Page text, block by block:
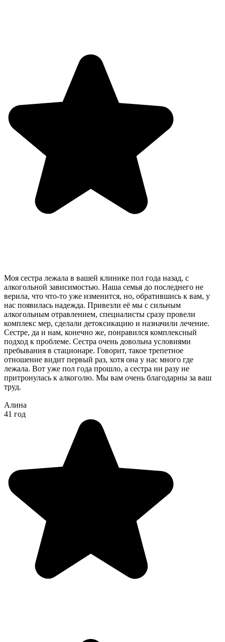
Моя сестра лежала в вашей клинике пол года назад, с
алкогольной зависимостью. Наша семья до последнего не
верила, что что-то уже изменится, но, обратившись к вам, у
нас появилась надежда. Привезли её мы с сильным
алкогольным отравлением, специалисты сразу провели
комплекс мер, сделали детоксикацию и назначили лечение.
Сестре, да и нам, конечно же, понравился комплексный
подход к проблеме. Сестра очень довольна условиями
пребывания в стационаре. Говорит, такое трепетное
отношение видит первый раз, хотя она у нас много где
лежала. Вот уже пол года прошло, а сестра ни разу не
притронулась к алкоголю. Мы вам очень благодарны за ваш
труд.
Алина
41 год